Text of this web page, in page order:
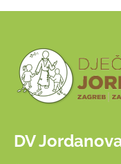
DV